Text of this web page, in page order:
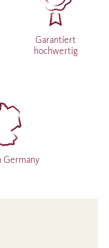
Garantiert
hochwertig
Germany